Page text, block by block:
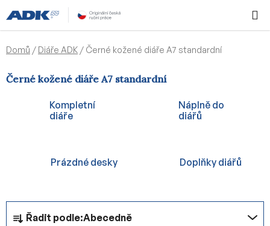
na
obsah
KOŠÍK
Domů / Diáře ADK / Černé kožené diáře A7 standardní
Černé kožené diáře A7 standardní
Kompletní
diáře
Náplně do
diářů
Prázdné desky Doplňky diářů
Ř
Řadit podle:Abecedně